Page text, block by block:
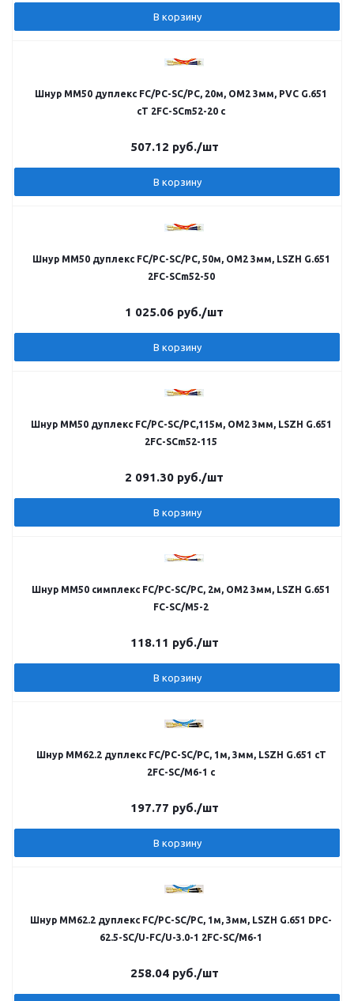
В корзину
Шнур MM50 дуплекс FC/PC-SC/PC, 20м, OM2 3мм, PVC G.651
cT 2FC-SCm52-20 c
507.12 руб./шт
В корзину
Шнур MM50 дуплекс FC/PC-SC/PC, 50м, OM2 3мм, LSZH G.651
2FC-SCm52-50
1 025.06 руб./шт
В корзину
Шнур MM50 дуплекс FC/PC-SC/PC,115м, OM2 3мм, LSZH G.651
2FC-SCm52-115
2 091.30 руб./шт
В корзину
Шнур MM50 симплекс FC/PC-SC/PC, 2м, OM2 3мм, LSZH G.651
FC-SC/M5-2
118.11 руб./шт
В корзину
Шнур MM62.2 дуплекс FC/PC-SC/PC, 1м, 3мм, LSZH G.651 cT
2FC-SC/M6-1 c
197.77 руб./шт
В корзину
Шнур MM62.2 дуплекс FC/PC-SC/PC, 1м, 3мм, LSZH G.651 DPC-
62.5-SC/U-FC/U-3.0-1 2FC-SC/M6-1
258.04руб./шт